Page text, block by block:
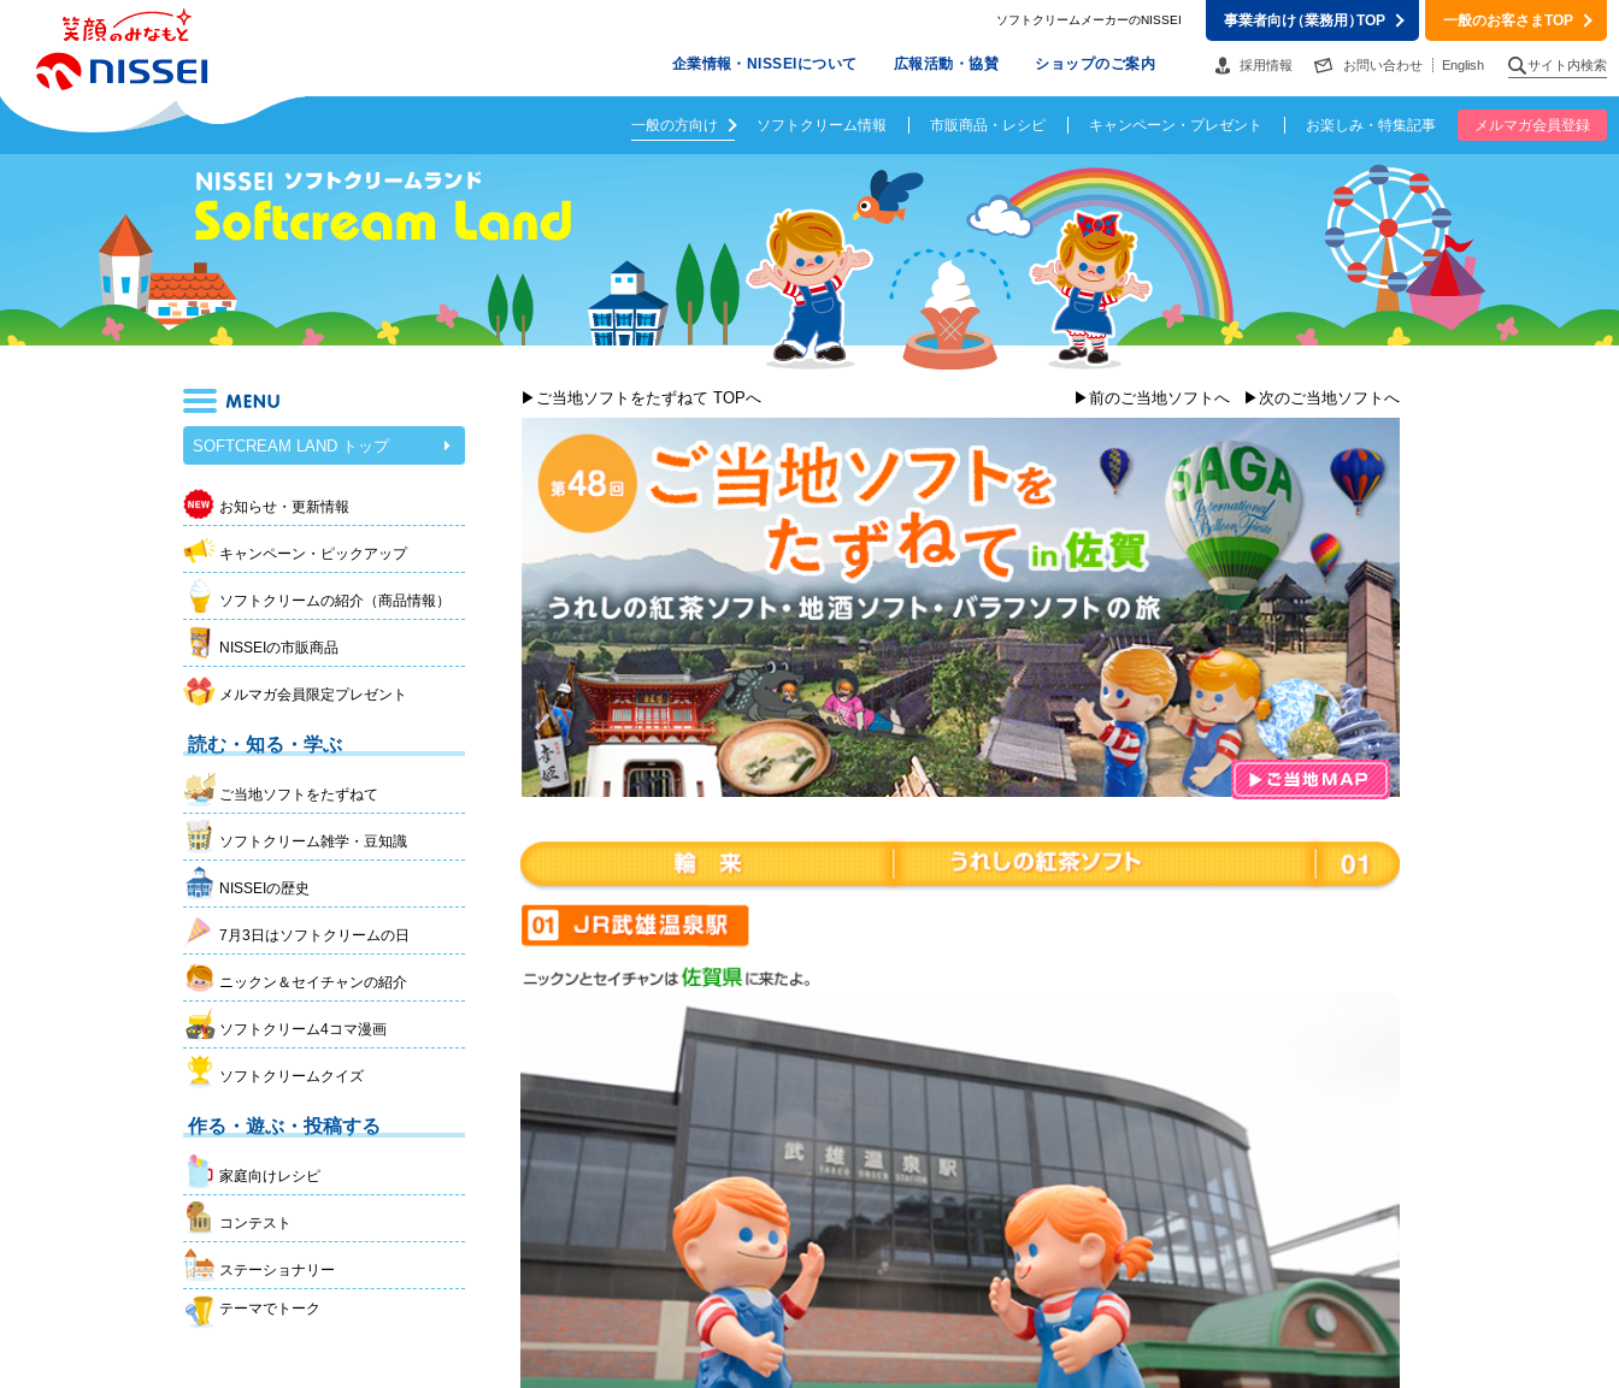
ソフトクリームメーカーのNISSEI 事業者向け（業務用）TOP 一般のお客さまTOP
企業情報・NISSEIについて 広報活動・協賛 ショップのご案内 採用情報 お問い合わせ English サイト内検索
一般の方向け ソフトクリーム情報 市販商品・レシピ キャンペーン・プレゼント お楽しみ・特集記事 メルマガ会員登録
▶ご当地ソフトをたずねて TOPへ ▶次のご当地ソフトへ
▶前のご当地ソフトへ
SOFTCREAM LAND トップ
お知らせ・更新情報
キャンペーン・ピックアップ
ソフトクリームの紹介（商品情報）
NISSEIの市販商品
メルマガ会員限定プレゼント
読む・知る・学ぶ
ご当地ソフトをたずねて
ソフトクリーム雑学・豆知識
NISSEIの歴史
7月3日はソフトクリームの日
ニックン＆セイチャンの紹介
ソフトクリーム4コマ漫画
ソフトクリームクイズ
作る・遊ぶ・投稿する
家庭向けレシピ
コンテスト
ステーショナリー
テーマでトーク